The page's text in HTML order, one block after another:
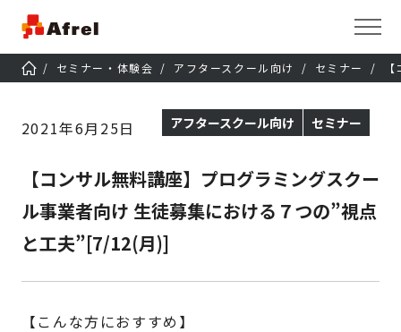
セミナー・体験会 アフタースクール向け セミナー
2021年6月25日 アフタースクール向け セミナー
【コンサル無料講座】プログラミングスクー
ル事業者向け 生徒募集における７つの”視点
と工夫”[7/12(月)]
【こんな方におすすめ】